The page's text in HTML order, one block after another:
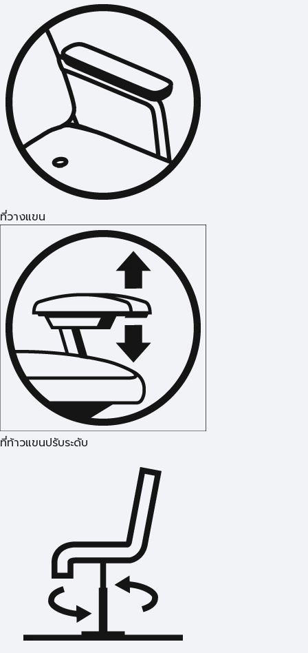
ที่วางแขน
ที่ท้าวแขนปรับระดับ